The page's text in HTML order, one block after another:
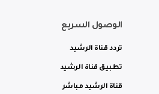
الوصول السريع
تردد قناة الرشيد
تطبيق قناة الرشيد
قناة الرشيد مباشر